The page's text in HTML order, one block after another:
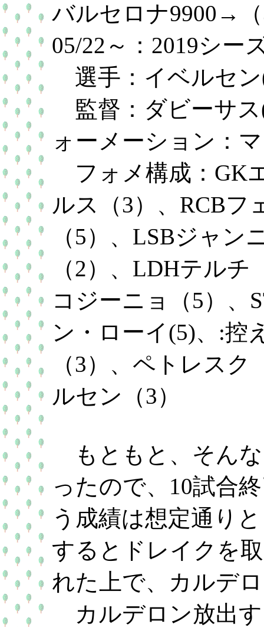
バルセロナ9900→
05/22～：2019シー
選手：イベルセ
監督：ダビーサ
ォーメーション：
フォメ構成：GK
ルス（3）、RCBフ
（5）、LSBジャン
（2）、LDHテル
コジーニョ（5）、
ン・ローイ(5)、:控
（3）、ペトレス
ルセン（3）
もともと、そん
ったので、10試合
う成績は想定通り
するとドレイクを
れた上で、カルデ
カルデロン放出